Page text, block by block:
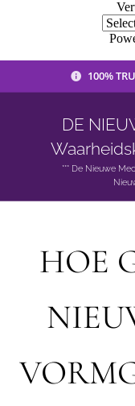
100%
DE
*** De Nieuwe
HOE